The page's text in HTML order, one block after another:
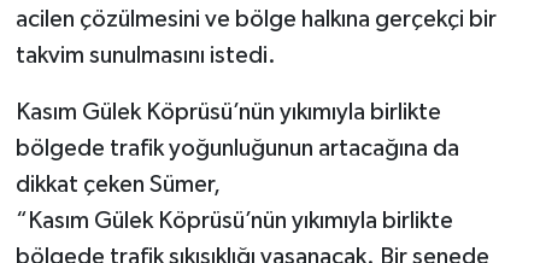
acilen çözülmesini ve bölge halkına gerçekçi bir
takvim sunulmasını istedi.
Kasım Gülek Köprüsü’nün yıkımıyla birlikte
bölgede trafik yoğunluğunun artacağına da
dikkat çeken Sümer,
“Kasım Gülek Köprüsü’nün yıkımıyla birlikte
bölgede trafik sıkışıklığı yaşanacak. Bir senede